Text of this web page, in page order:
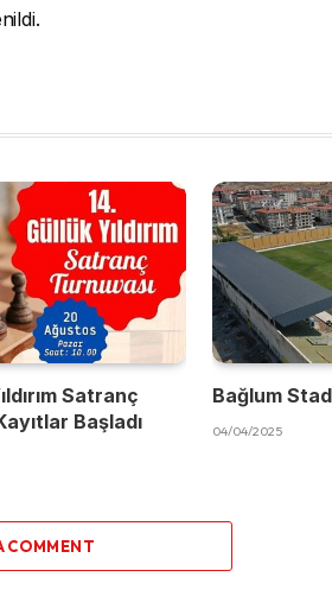
Satranç
Başladı
Bağlum
04/04/2025
COMMENT